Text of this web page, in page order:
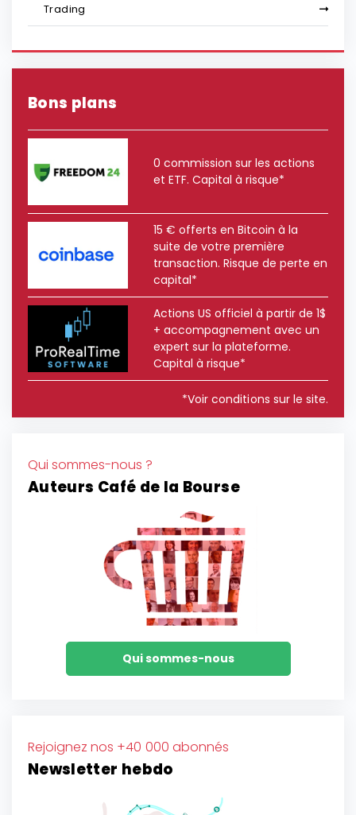
Trading
Bons plans
0 commission sur les actions
et ETF. Capital à risque*
15 € offerts en Bitcoin à la
suite de votre première
transaction. Risque de perte en
capital*
Actions US officiel à partir de 1$
+ accompagnement avec un
expert sur la plateforme.
Capital à risque*
*Voir conditions sur le site.
Qui sommes-nous ?
Auteurs Café de la Bourse
Qui sommes-nous
Rejoignez nos +40 000 abonnés
Newsletter hebdo